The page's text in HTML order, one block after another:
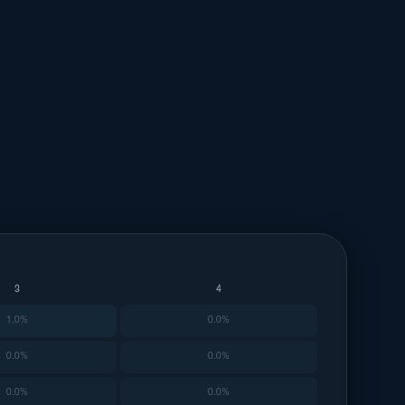
3 4
1.0% 0.0%
0.0% 0.0%
0.0% 0.0%